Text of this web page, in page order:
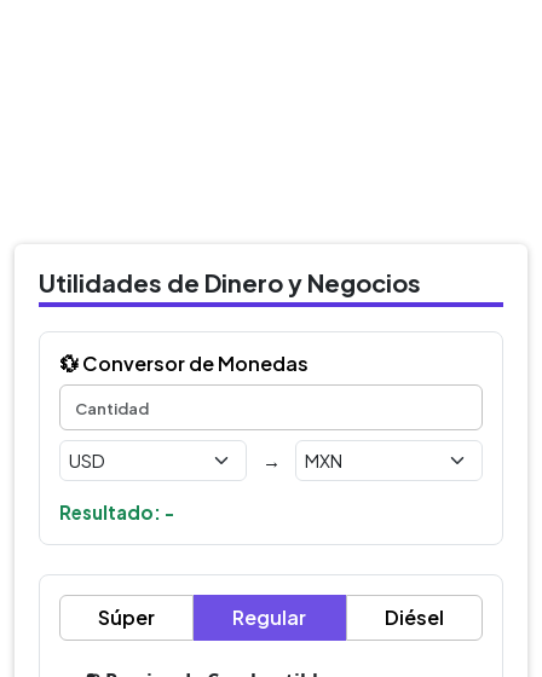
Utilidades de Dinero y Negocios
💱 Conversor de Monedas
→
Resultado: -
Súper Regular Diésel